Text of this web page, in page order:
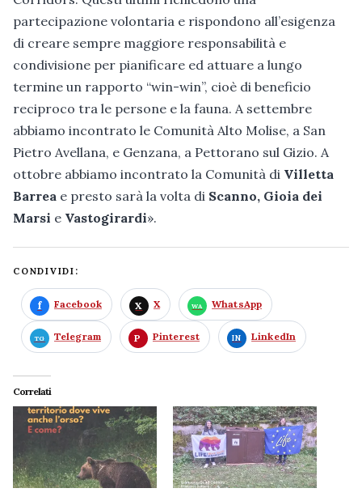
partecipazione volontaria e rispondono all’esigenza
di creare sempre maggiore responsabilità e
condivisione per pianificare ed attuare a lungo
termine un rapporto “win-win”, cioè di beneficio
reciproco tra le persone e la fauna. A settembre
abbiamo incontrato le Comunità Alto Molise, a San
Pietro Avellana, e Genzana, a Pettorano sul Gizio. A
ottobre abbiamo incontrato la Comunità di Villetta
Barrea e presto sarà la volta di Scanno, Gioia dei
Marsi e Vastogirardi».
CONDIVIDI:
Facebook X WhatsApp
Telegram Pinterest LinkedIn
Correlati